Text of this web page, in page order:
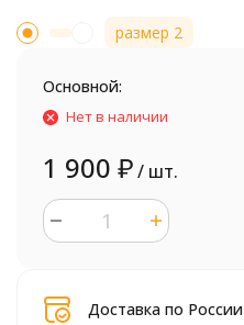
размер 2
Основной:
Нет в наличии
1 900 ₽/ шт.
Доставка по России